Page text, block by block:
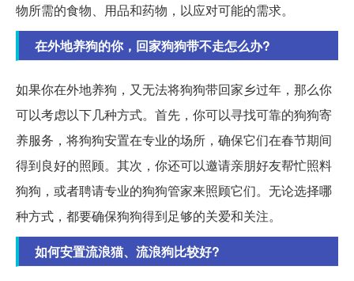
物所需的食物、用品和药物，以应对可能的需求。
在外地养狗的你，回家狗狗带不走怎么办?
如果你在外地养狗，又无法将狗狗带回家乡过年，那么你
可以考虑以下几种方式。首先，你可以寻找可靠的狗狗寄
养服务，将狗狗安置在专业的场所，确保它们在春节期间
得到良好的照顾。其次，你还可以邀请亲朋好友帮忙照料
狗狗，或者聘请专业的狗狗管家来照顾它们。无论选择哪
种方式，都要确保狗狗得到足够的关爱和关注。
如何安置流浪猫、流浪狗比较好?